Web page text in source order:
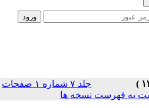
جلد ۷ شماره ۱ صفحات
به فهرست نسخه ها